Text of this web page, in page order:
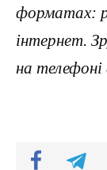
форматах:
інтернет.
на